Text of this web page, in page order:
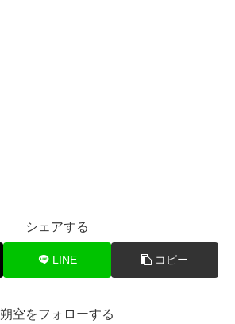
シェアする
LINE コピー
朔空をフォローする